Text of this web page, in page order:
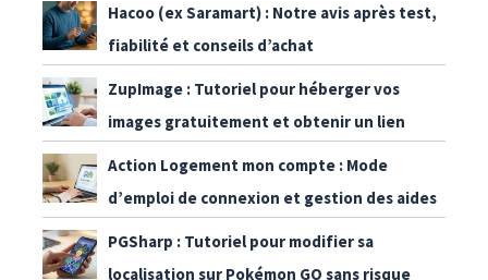
Hacoo (ex Saramart) : Notre avis après test,
fiabilité et conseils d’achat
ZupImage : Tutoriel pour héberger vos
images gratuitement et obtenir un lien
Action Logement mon compte : Mode
d’emploi de connexion et gestion des aides
PGSharp : Tutoriel pour modifier sa
localisation sur Pokémon GO sans risque